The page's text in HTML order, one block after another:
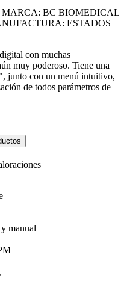
MARCA: BC BIOMEDICAL
ESTADOS
con muchas
muy poderoso. Tiene una
junto con un menú intuitivo,
de todos parámetros de
manual